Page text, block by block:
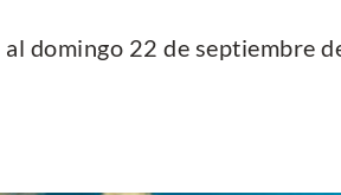
domingo 22 de septiembre